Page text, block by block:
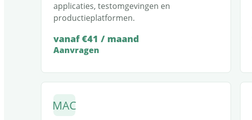
applicaties, testomgevingen en
productieplatformen.
vanaf €41 / maand
Aanvragen
MAC